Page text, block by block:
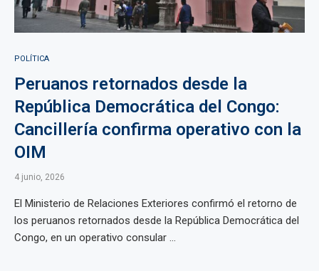
POLÍTICA
Peruanos retornados desde la
República Democrática del Congo:
Cancillería confirma operativo con la
OIM
4 junio, 2026
El Ministerio de Relaciones Exteriores confirmó el retorno de
los peruanos retornados desde la República Democrática del
Congo, en un operativo consular ...